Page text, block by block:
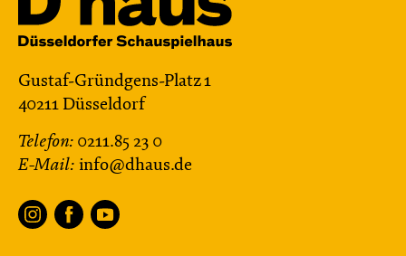
Gustaf-Gründgens-Platz 1
40211 Düsseldorf
Telefon: 0211.85 23 0
E-Mail: info@dhaus.de